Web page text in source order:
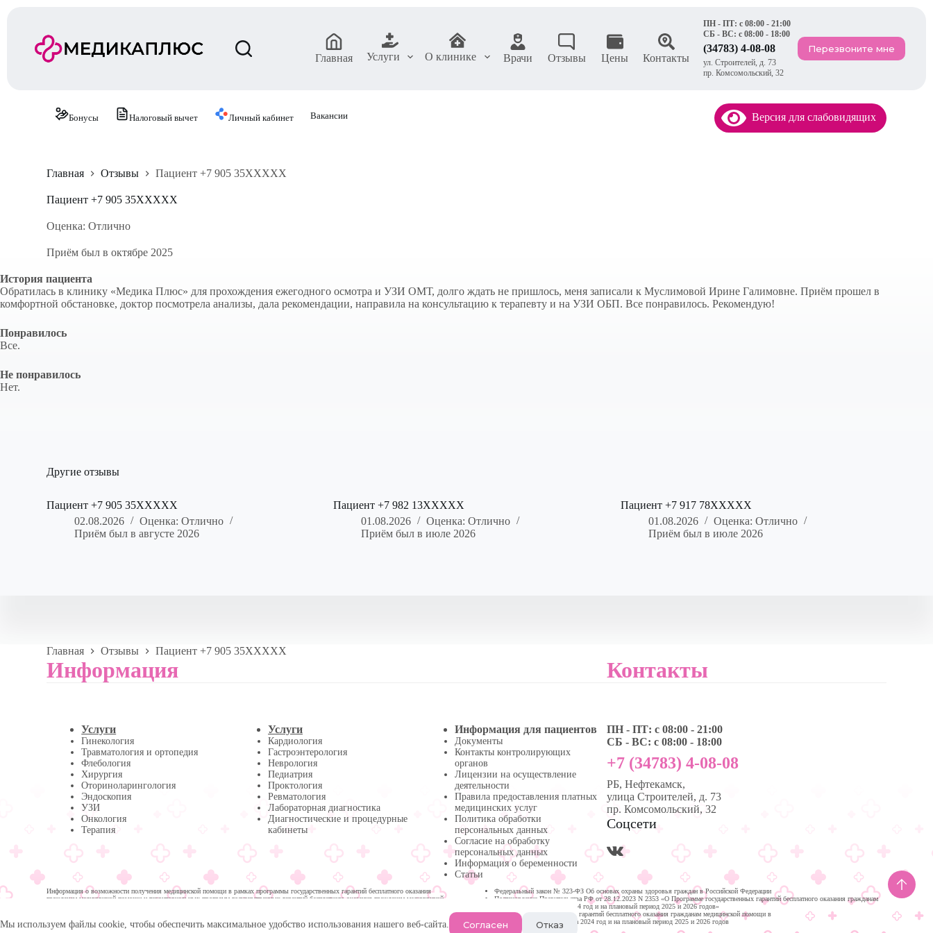
Мы используем файлы cookie, чтобы обеспечить максимальное удобство использования нашего веб-сайта. Согласен Отказ
Главная Услуги О клинике Врачи Отзывы Цены Контакты
ПН - ПТ: с 08:00 - 21:00
СБ - ВС: с 08:00 - 18:00
(34783) 4-08-08
ул. Строителей, д. 73
пр. Комсомольский, 32
Перезвоните мне
Бонусы Налоговый вычет Личный кабинет Вакансии Версия для слабовидящих
Главная Отзывы Пациент +7 905 35XXXXX
Пациент +7 905 35XXXXX
Оценка: Отлично
Приём был в октябре 2025
История пациента
Обратилась в клинику «Медика Плюс» для прохождения ежегодного осмотра и УЗИ ОМТ, долго ждать не пришлось, меня записали к Муслимовой Ирине Галимовне. Приём прошел в
комфортной обстановке, доктор посмотрела анализы, дала рекомендации, направила на консультацию к терапевту и на УЗИ ОБП. Все понравилось. Рекомендую!
Понравилось
Все.
Не понравилось
Нет.
Другие отзывы
Пациент +7 905 35XXXXX
02.08.2026
Оценка: Отлично
Приём был в августе 2026
Пациент +7 982 13XXXXX
01.08.2026
Оценка: Отлично
Приём был в июле 2026
Пациент +7 917 78XXXXX
01.08.2026
Оценка: Отлично
Приём был в июле 2026
Главная Отзывы Пациент +7 905 35XXXXX
Информация
Услуги
Гинекология
Травматология и ортопедия
Флебология
Хирургия
Оториноларингология
Эндоскопия
УЗИ
Онкология
Терапия
Услуги
Кардиология
Гастроэнтерология
Неврология
Педиатрия
Проктология
Ревматология
Лабораторная диагностика
Диагностические и процедурные
кабинеты
Информация для пациентов
Документы
Контакты контролирующих
органов
Лицензии на осуществление
деятельности
Правила предоставления платных
медицинских услуг
Политика обработки
персональных данных
Согласие на обработку
персональных данных
Информация о беременности
Статьи
Контакты
ПН - ПТ: с 08:00 - 21:00
СБ - ВС: с 08:00 - 18:00
+7 (34783) 4-08-08
РБ, Нефтекамск,
улица Строителей, д. 73
пр. Комсомольский, 32
Соцсети
Информация о возможности получения медицинской помощи в рамках программы государственных гарантий бесплатного оказания
гражданам медицинской помощи и территориальных программ государственных гарантий бесплатного оказания гражданам медицинской
Федеральный закон № 323-ФЗ Об основах охраны здоровья граждан в Российской Федерации
Постановление Правительства РФ от 28.12.2023 N 2353 «О Программе государственных гарантий бесплатного оказания гражданам
медицинской помощи на 2024 год и на плановый период 2025 и 2026 годов»
Программа государственных гарантий бесплатного оказания гражданам медицинской помощи в
Республике Башкортостан на 2024 год и на плановый период 2025 и 2026 годов